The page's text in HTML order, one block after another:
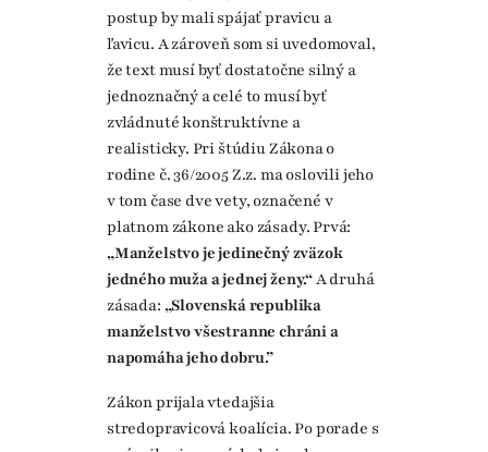
postup by mali spájať pravicu a
ľavicu. A zároveň som si uvedomoval,
že text musí byť dostatočne silný a
jednoznačný a celé to musí byť
zvládnuté konštruktívne a
realisticky. Pri štúdiu Zákona o
rodine č. 36/2005 Z.z. ma oslovili jeho
v tom čase dve vety, označené v
platnom zákone ako zásady. Prvá:
„Manželstvo je jedinečný zväzok
jedného muža a jednej ženy.“A druhá
zásada: „Slovenská republika
manželstvo všestranne chráni a
napomáha jeho dobru.”
Zákon prijala vtedajšia
stredopravicová koalícia. Po porade s